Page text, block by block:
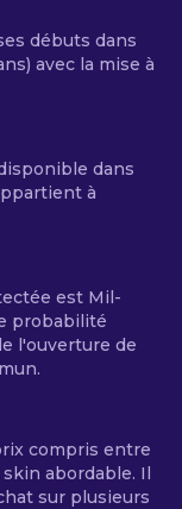
débuts dans
avec la mise à
dans
à
est Mil-
probabilité
l'ouverture de
compris entre
skin abordable. Il
sur plusieurs